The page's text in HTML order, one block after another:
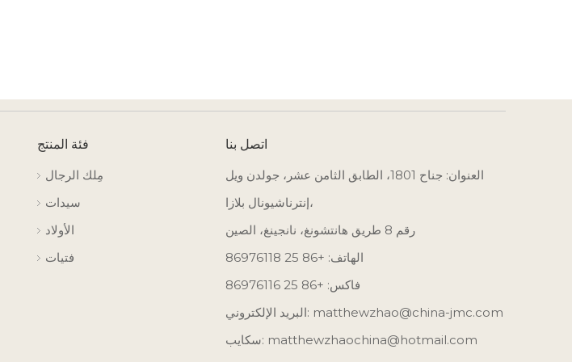
فئة المنتج
مِلك الرجال
سيدات
الأولاد
فتيات
اتصل بنا
العنوان: جناح 1801، الطابق الثامن عشر، جولدن ويل
إنترناشيونال بلازا،
فاكس: +86 25 86976116
البريد الإلكتروني: matthewzhao@china-jmc.com
سكايب: matthewzhaochina@hotmail.com